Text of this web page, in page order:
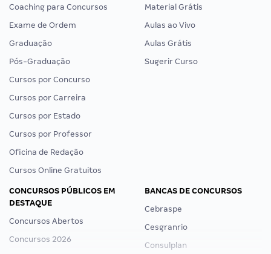
Coaching para Concursos
Exame de Ordem
Graduação
Pós-Graduação
Cursos por Concurso
Cursos por Carreira
Cursos por Estado
Cursos por Professor
Oficina de Redação
Cursos Online Gratuitos
Material Grátis
Aulas ao Vivo
Aulas Grátis
Sugerir Curso
CONCURSOS PÚBLICOS EM
DESTAQUE
Concursos Abertos
Concursos 2026
BANCAS DE CONCURSOS
Cebraspe
Cesgranrio
Consulplan